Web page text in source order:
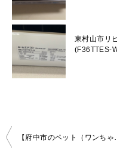
東村山市リ
(F36TTES-
投